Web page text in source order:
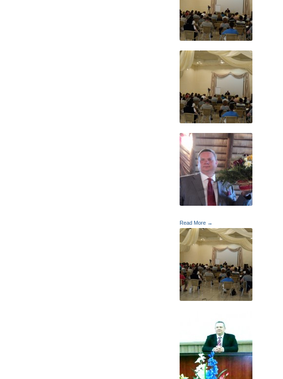
Read More →